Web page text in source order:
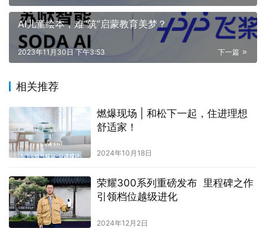
AI儿童绘本，难“筑”启蒙教育美梦？
下一篇
2023年11月30日 下午3:53
相关推荐
燃爆现场 | 和松下一起，住进理想
舒适家！
2024年10月18日
荣耀300系列重磅发布 里程碑之作
引领档位越级进化
2024年12月2日